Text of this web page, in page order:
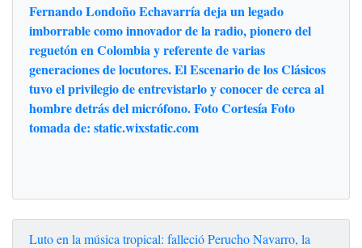
Fernando Londoño Echavarría deja un legado
imborrable como innovador de la radio, pionero del
reguetón en Colombia y referente de varias
generaciones de locutores. El Escenario de los Clásicos
tuvo el privilegio de entrevistarlo y conocer de cerca al
hombre detrás del micrófono. Foto Cortesía Foto
tomada de: static.wixstatic.com
Luto en la música tropical: falleció Perucho Navarro, la